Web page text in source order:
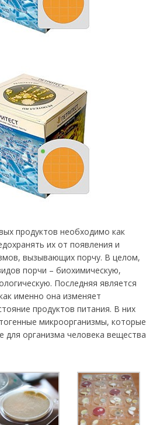
продуктов необходимо как
их от появления и
вызывающих порчу. В целом,
порчи – биохимическую,
Последняя является
именно она изменяет
продуктов питания. В них
микроорганизмы, которые
организма человека вещества